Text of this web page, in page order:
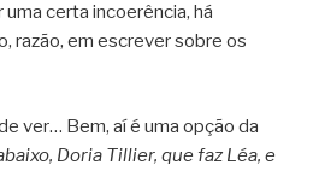
certa incoerência, há
razão, em escrever sobre os
ver… Bem, aí é uma opção da
Doria Tillier, que faz Léa, e